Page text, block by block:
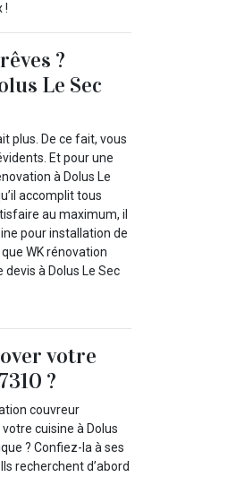
!
?
Le Sec
plus. De ce fait, vous
Et pour une
à Dolus Le
accomplit tous
au maximum, il
pour installation de
WK rénovation
à Dolus Le Sec
votre
?
couvreur
cuisine à Dolus
? Confiez-la à ses
recherchent d’abord